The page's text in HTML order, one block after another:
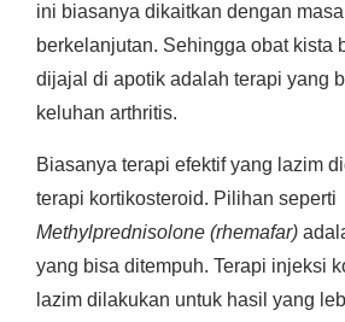
ini biasanya dikaitkan dengan
berkelanjutan. Sehingga obat kista
dijajal di apotik adalah terapi yang
keluhan arthritis.
Biasanya terapi efektif yang lazim
terapi kortikosteroid. Pilihan seperti
Methylprednisolone (rhemafar)
yang bisa ditempuh. Terapi injeksi
lazim dilakukan untuk hasil yang